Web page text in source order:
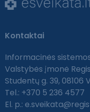
Kontaktai
Informacinės
Valstybės įmonė
Studentų g. 39, 08106
Tel.: +370 5 236 4577
El. p.: